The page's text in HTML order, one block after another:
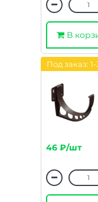
В
Под заказ:
46 ₽/шт